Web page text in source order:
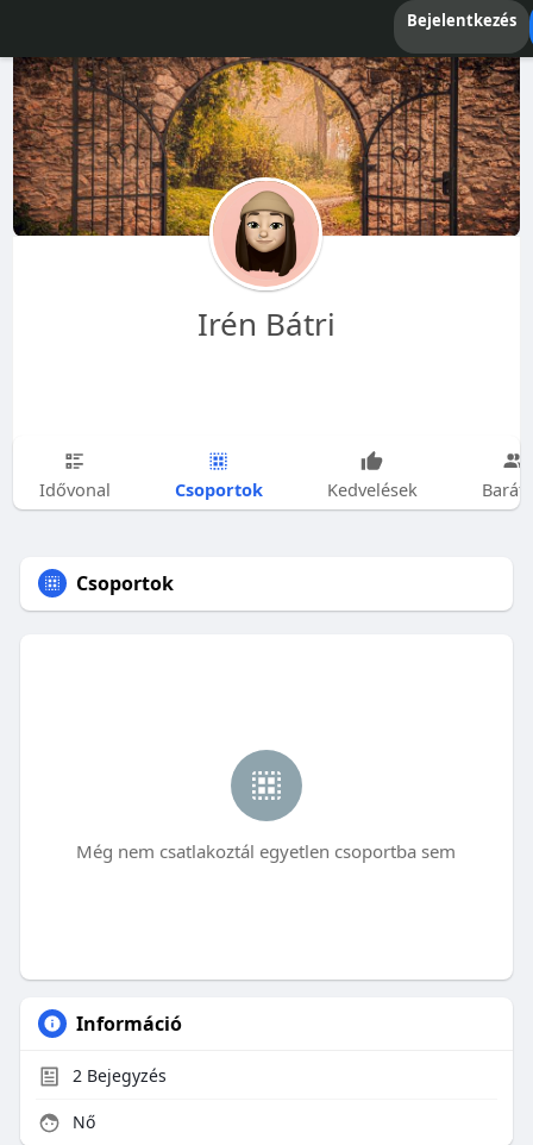
Bejelentkezés
Irén Bátri
Idővonal Csoportok Kedvelések
Csoportok
Még nem csatlakoztál egyetlen csoportba sem
Információ
2Bejegyzés
Nő